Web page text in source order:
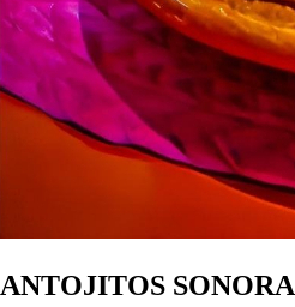
ANTOJITOS SONORA